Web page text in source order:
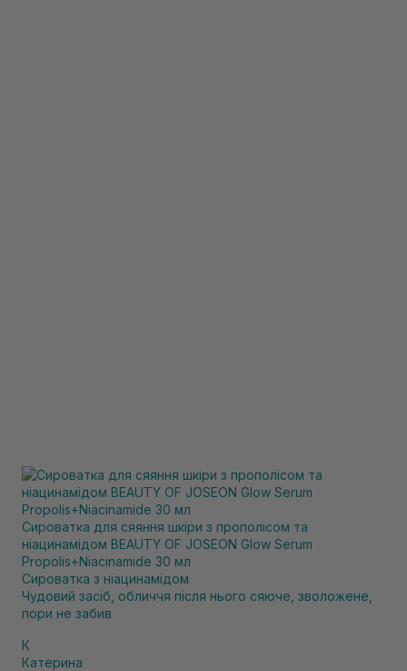
Сироватка для сяяння шкіри з прополісом та
ніацинамідом BEAUTY OF JOSEON Glow Serum
Propolis+Niacinamide 30 мл
Сироватка з ніацинамідом
Чудовий засіб, обличчя після нього сяюче, зволожене,
пори не забив
К
Катерина